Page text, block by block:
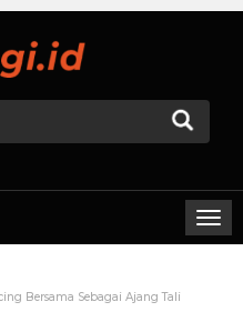
Bersama Sebagai Ajang Tali